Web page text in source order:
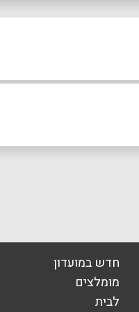
אימייל*
חדש במועדון
מומלצים
לבית